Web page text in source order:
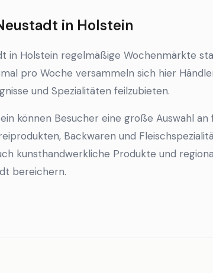
in Holstein
in Holstein regelmäßige Wochenmärkte
pro Woche versammeln sich hier
und Spezialitäten feilzubieten.
können Besucher eine große Auswahl
Backwaren und
kunsthandwerkliche Produkte und
bereichern.